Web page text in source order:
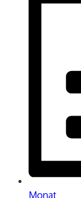
Monat